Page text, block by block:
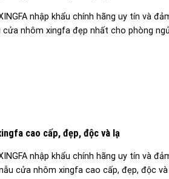
nhập khẩu chính hãng uy tín và
cửa nhôm xingfa đẹp nhất cho phòng ngủ
cao cấp, đẹp, độc và lạ
nhập khẩu chính hãng uy tín và
cửa nhôm xingfa cao cấp, đẹp, độc và